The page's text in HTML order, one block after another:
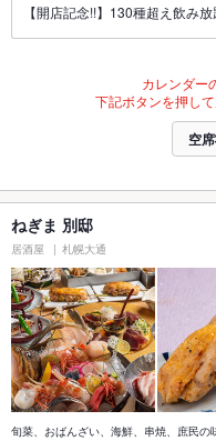
【開店記念!!】130種超え飲み
カレンダー
下記ボタンを押し
空
ねぎま 別邸
居酒屋 札幌大通
旬菜、おばんざい、海鮮、串焼、庶民の